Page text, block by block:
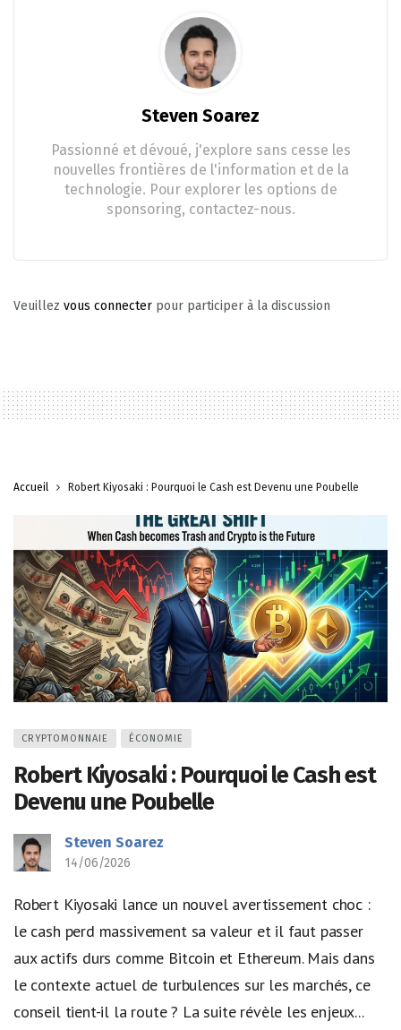
Steven Soarez
Passionné et dévoué, j'explore sans cesse les
nouvelles frontières de l'information et de la
technologie. Pour explorer les options de
sponsoring, contactez-nous.
Veuillez vous connecter pour participer à la discussion
Accueil Robert Kiyosaki : Pourquoi le Cash est Devenu une Poubelle
CRYPTOMONNAIE ÉCONOMIE
Robert Kiyosaki : Pourquoi le Cash est
Devenu une Poubelle
Steven Soarez
14/06/2026
Robert Kiyosaki lance un nouvel avertissement choc :
le cash perd massivement sa valeur et il faut passer
aux actifs durs comme Bitcoin et Ethereum. Mais dans
le contexte actuel de turbulences sur les marchés, ce
conseil tient-il la route ? La suite révèle les enjeux...